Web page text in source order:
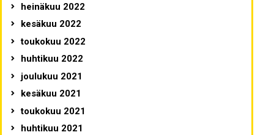
heinäkuu 2022
kesäkuu 2022
toukokuu 2022
huhtikuu 2022
joulukuu 2021
kesäkuu 2021
toukokuu 2021
huhtikuu 2021